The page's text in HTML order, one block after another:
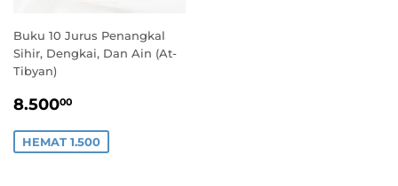
Buku 10 Jurus Penangkal
Sihir, Dengkai, Dan Ain (At-
Tibyan)
HARGA
8.50000
HEMAT 1.500